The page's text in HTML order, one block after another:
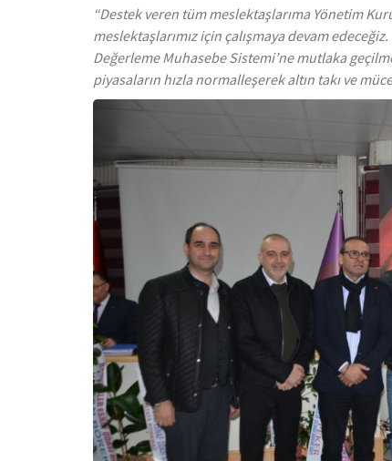
“Destek veren tüm meslektaşlarıma Yönetim
meslektaşlarımız için çalışmaya devam
Değerleme Muhasebe Sistemi’ne mutlaka
piyasaların hızla normalleşerek altın takı ve